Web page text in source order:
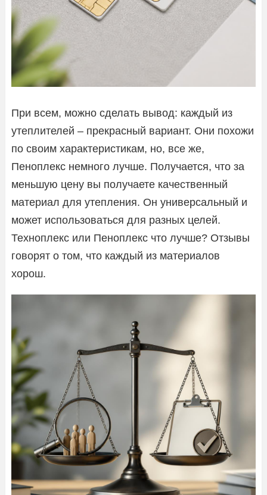
При всем, можно сделать вывод: каждый из
утеплителей – прекрасный вариант. Они похожи
по своим характеристикам, но, все же,
Пеноплекс немного лучше. Получается, что за
меньшую цену вы получаете качественный
материал для утепления. Он универсальный и
может использоваться для разных целей.
Техноплекс или Пеноплекс что лучше? Отзывы
говорят о том, что каждый из материалов
хорош.